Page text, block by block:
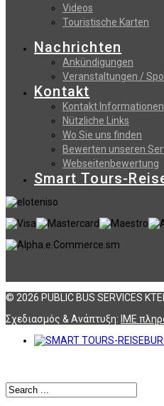
Videos
Touristische Karten
Nachrichten
Ankündigungen
Veranstaltungen /
Kontakt
Kontakt Informationen
Nützliche Links
Wo Sie uns finden
Bewerten unseren
Webseitenbewertung
Smart Tours-
© 2026 PUBLIC BUS SERVICES
Σχεδιασμός & Ανάπτυξη: ΙΜΕ